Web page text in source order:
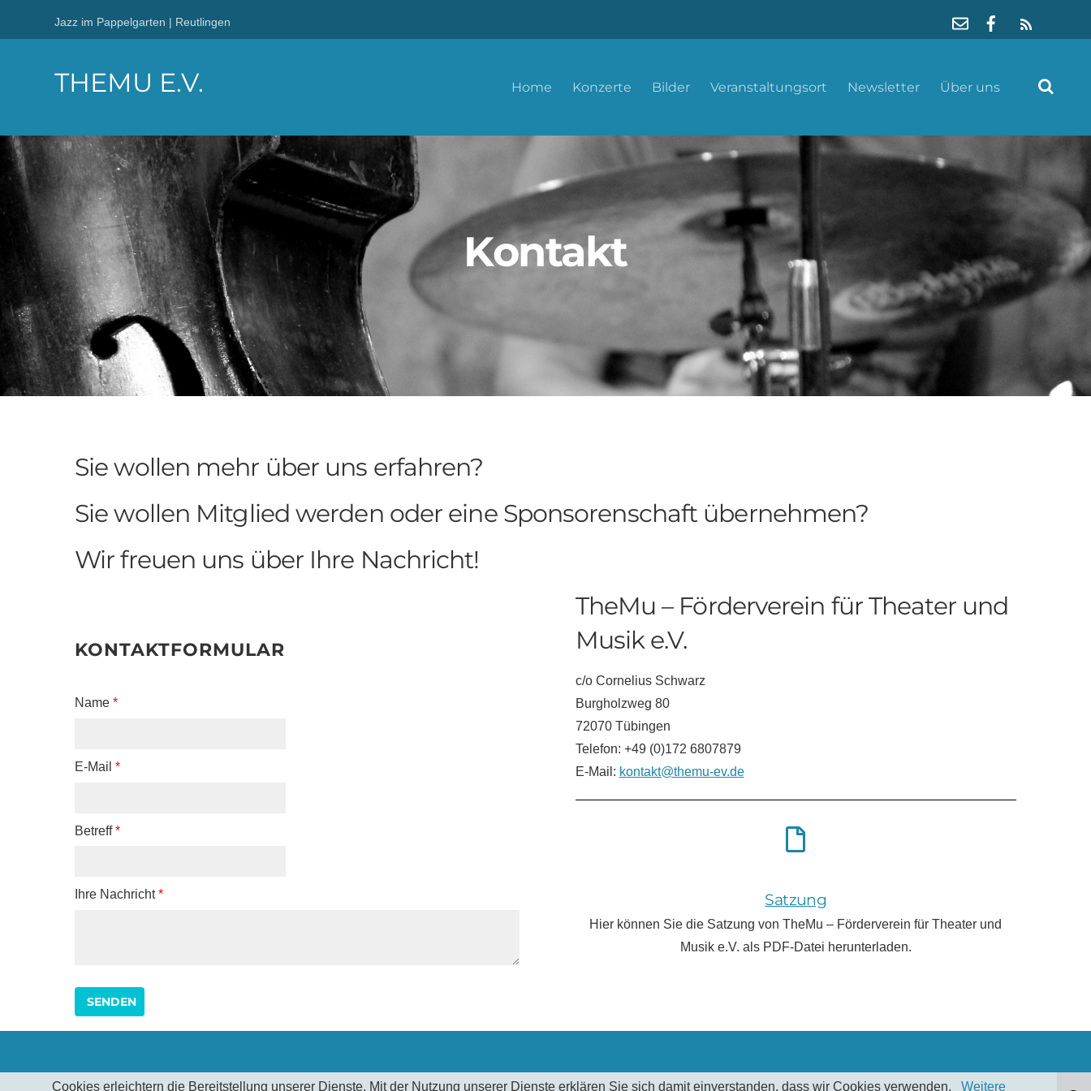
Jazz im Pappelgarten | Reutlingen
THEMU E.V. Home Konzerte Bilder Veranstaltungsort Newsletter Über uns
Kontakt
Sie wollen mehr über uns erfahren?
Sie wollen Mitglied werden oder eine Sponsorenschaft übernehmen?
Wir freuen uns über Ihre Nachricht!
KONTAKTFORMULAR
Name *
E-Mail *
Betreff*
Ihre Nachricht*
SENDEN
TheMu – Förderverein für Theater und
Musik e.V.
c/o Cornelius Schwarz
Burgholzweg 80
72070 Tübingen
Telefon: +49 (0)172 6807879
E-Mail: kontakt@themu-ev.de
Satzung
Hier können Sie die Satzung von TheMu – Förderverein für Theater und
Musik e.V. als PDF-Datei herunterladen.
TheMu e.V |Kontakt|Impressum & Datenschutz
Cookies erleichtern die Bereitstellung unserer Dienste. Mit der Nutzung unserer Dienste erklären Sie sich damit einverstanden, dass wir Cookies verwenden. Weitere